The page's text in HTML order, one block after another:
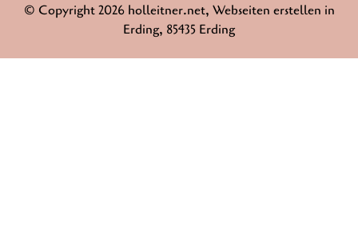
© Copyright 2026 holleitner.net, Webseiten erstellen in
Erding, 85435 Erding